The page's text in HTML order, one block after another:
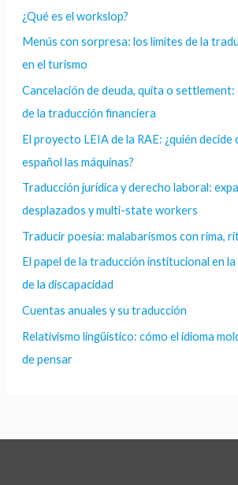
¿Qué es el workslop?
Menús con sorpresa: los límites de la
en el turismo
Cancelación de deuda, quita o settlement:
de la traducción financiera
El proyecto LEIA de la RAE: ¿quién decide
español las máquinas?
Traducción jurídica y derecho laboral:
desplazados y multi-state workers
Traducir poesía: malabarismos con rima,
El papel de la traducción institucional en
de la discapacidad
Cuentas anuales y su traducción
Relativismo lingüístico: cómo el idioma
de pensar